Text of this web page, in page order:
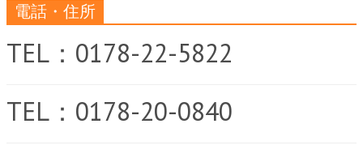
電話・住所
TEL：0178-22-5822
TEL：0178-20-0840